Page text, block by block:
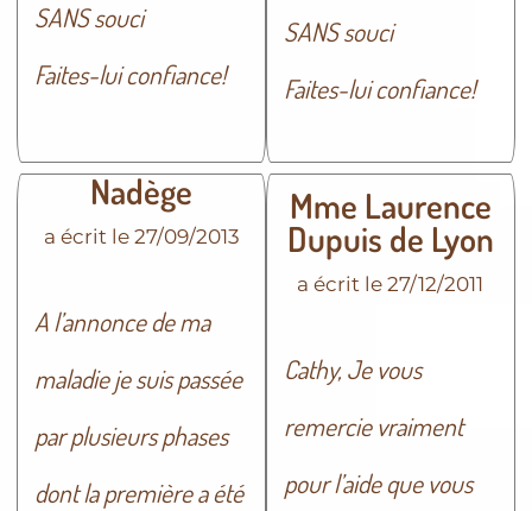
SANS souci
Faites-lui confiance!
SANS souci
Faites-lui confiance!
Nadège
a écrit le 27/09/2013
A l’annonce de ma
maladie je suis passée
par plusieurs phases
dont la première a été
Mme Laurence
Dupuis de Lyon
a écrit le 27/12/2011
Cathy, Je vous
remercie vraiment
pour l’aide que vous